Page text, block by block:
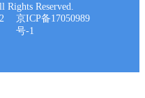
Reserved.
京ICP备17050989
号-1